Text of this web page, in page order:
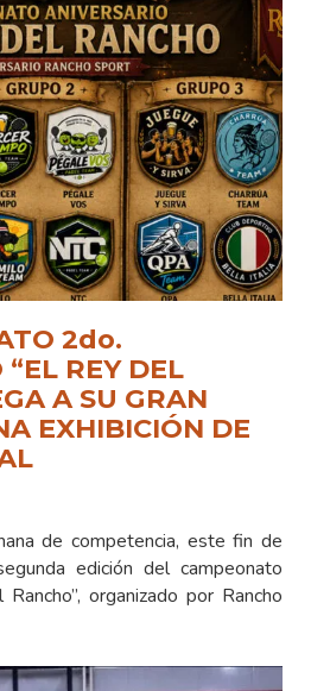
2do.
REY DEL
A SU GRAN
EXHIBICIÓN DE
de competencia, este fin de
edición del campeonato
organizado por Rancho